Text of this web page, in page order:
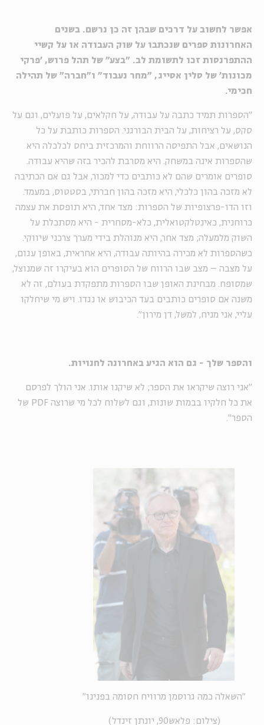
אפשר לחשוב על דרכים שבהן זה כן נרשם. בשנים
האחרונות ספרים שנכתבו על שוק העבודה או על קשיי
ההתפרנסות זכו לתשומת לב. "בצע" של תהל פרוש, 'פרקי
מכונות' של סלין אסייג, "מחר נעבוד" ו"חברה" של תהילה
חכימי.
"הספרות תמיד כתבה על עבודה, על חקלאים, על פועלים, וגם על
סקס, על רציחות, על הבית הבורגני. הספרות כותבת על כל
הנושאים, אבל התפיסה הרווחת והמרכזית ביחס לכלכלה היא
שהספרות אינה במשחק. היא מסרבת להכיר בזה שהיא עבודה.
סופרים אומרים שהם לא כותבים כדי למכור, אבל גם אם הכתיבה
לא מזכה בהון כלכלי, היא מזכה בהון חברתי, בסטטוס, במעמד.
וזו הדו-פרצופיות של הספרות: מצד אחד, היא תופסת את עצמה
כרוחנית, כאינטלקטואלית, כלא-מסחרית - היא מסתכלת על
השוק מלמעלה; מצד אחר, היא מנוהלת בידי מערך צרכני שיווקי.
כשהספרות לא מכירה בהיותה עבודה, היא אחראית, באופן עגום,
על מצבה – מצב שבו הרווח של הסופרים הוא בעיקרו זה שמנוצל,
שמסופח. מבחינת האופן שבו הספרות מתפקדת בעולם, זה לא
משנה אם סופרים כותבים בעד הכיבוש או נגדו. ויש מי שיחלקו
עליי, אני מניח, למשל, דן מירון".
והספר שלך - גם הוא הגיע באחרונה לחנויות.
"אני רוצה שיקראו את הספר; לא שיקנו אותו. אני הולך לפרסם
את כל חלקיו בבמות שונות, וגם לשלוח לכל מי שרוצה PDF של
הספר".
"השאלה כמה גרוסמן מרוויח חסומה בפנינו"
(צילום: פלאש90, יונתן זינדל)